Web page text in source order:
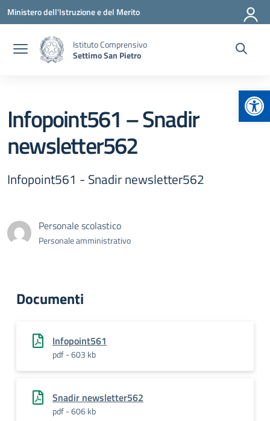
Vai ai contenuti
Vai al menu di navigazione
Vai al footer
Ministero dell'Istruzione e del Merito
Istituto Comprensivo
Settimo San Pietro
Infopoint561 – Snadir
newsletter562
Infopoint561 - Snadir newsletter562
Personale scolastico
Personale amministrativo
Documenti
Infopoint561
pdf - 603 kb
Snadir newsletter562
pdf - 606 kb